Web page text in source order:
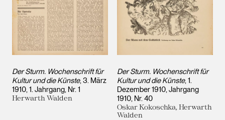
Der Sturm. Wochenschrift für
Kultur und die Künste, 3. März
1910, 1. Jahrgang, Nr. 1
Herwarth Walden
Der Sturm. Wochenschrift für
Kultur und die Künste, 1.
Dezember 1910, Jahrgang
1910, Nr. 40
Oskar Kokoschka, Herwarth
Walden